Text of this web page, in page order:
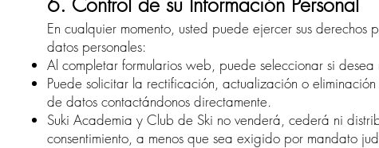
En cualquier momento, usted puede ejercer sus
datos personales:
Al completar formularios web, puede seleccionar si
Puede solicitar la rectificación, actualización o
de datos contactándonos directamente.
Suki Academia y Club de Ski no venderá, cederá ni
consentimiento, a menos que sea exigido por mandato